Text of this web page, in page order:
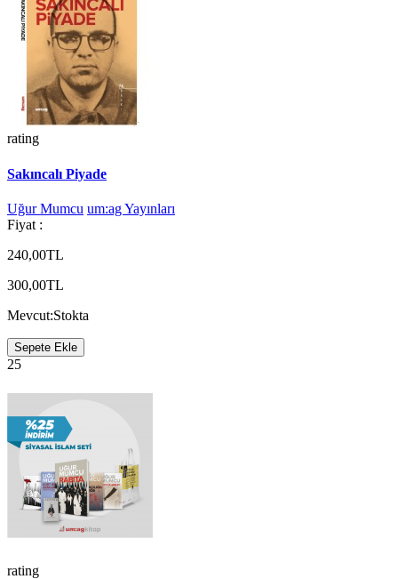
rating
Sakıncalı Piyade
Uğur Mumcu um:ag Yayınları
Fiyat :
240,00TL
300,00TL
Mevcut:Stokta
Sepete Ekle
25
rating